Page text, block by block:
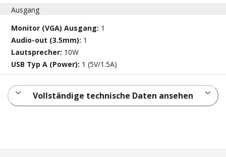
Ausgang
Monitor (VGA) Ausgang: 1
Audio-out (3.5mm): 1
Lautsprecher: 10W
USB Typ A (Power): 1 (5V/1.5A)
Vollständige technische Daten ansehen